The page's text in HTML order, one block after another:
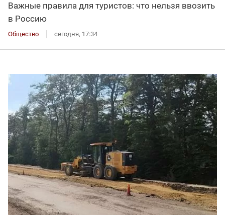
Важные правила для туристов: что нельзя ввозить
в Россию
Общество сегодня, 17:34